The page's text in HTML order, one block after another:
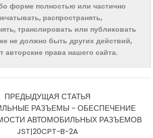
форме полностью или частично
распространять,
транслировать или публиковать
не должно быть других действий,
права нашего сайта.
ПРЕДЫДУЩАЯ СТАТЬЯ
РАЗЪЕМЫ - ОБЕСПЕЧЕНИЕ
АВТОМОБИЛЬНЫХ РАЗЪЕМОВ
JST|20CPT-B-2A